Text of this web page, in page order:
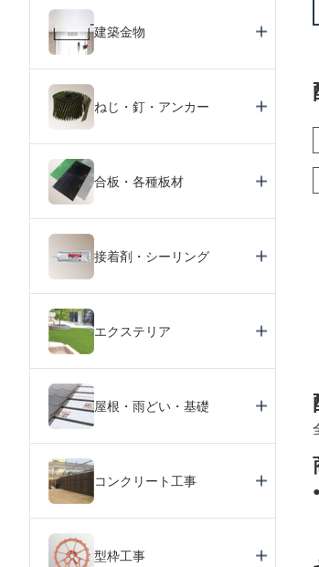
建築金物
ねじ・釘・アンカー
合板・各種板材
接着剤・シーリング
エクステリア
屋根・雨どい・基礎
コンクリート工事
型枠工事